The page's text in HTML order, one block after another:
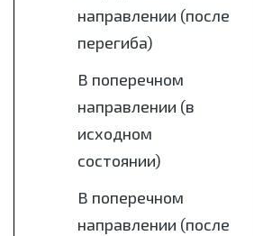
направлении (после
перегиба)
В поперечном
направлении (в
исходном
состоянии)
В поперечном
направлении (после